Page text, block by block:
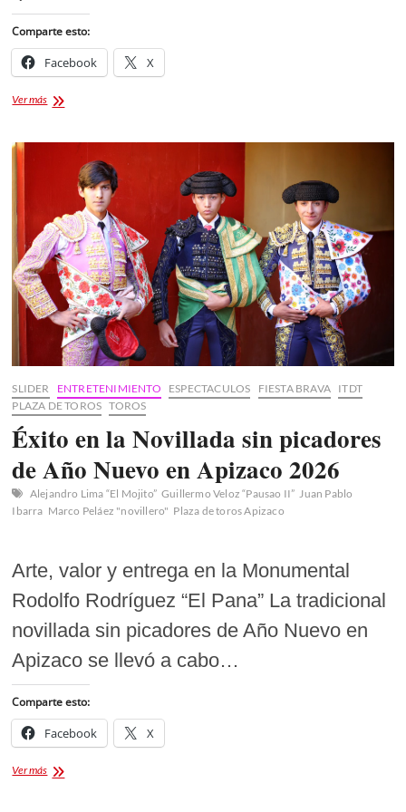
Comparte esto:
Facebook X
Ver másTlaxcala
Internacional
Nocturna
Plaza
Jorge
“El
Ranchero”
Aguilar
SLIDER ENTRETENIMIENTO ESPECTACULOS FIESTA BRAVA ITDT
PLAZA DE TOROS TOROS
Éxito en la Novillada sin picadores
de Año Nuevo en Apizaco 2026
Alejandro Lima “El Mojito” Guillermo Veloz “Pausao II” Juan Pablo
Ibarra Marco Peláez "novillero" Plaza de toros Apizaco
Arte, valor y entrega en la Monumental
Rodolfo Rodríguez “El Pana” La tradicional
novillada sin picadores de Año Nuevo en
Apizaco se llevó a cabo…
Comparte esto:
Facebook X
Ver másÉxito